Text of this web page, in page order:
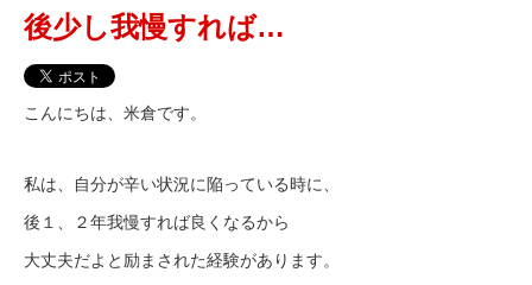
後少し我慢すれば…
こんにちは、米倉です。
私は、自分が辛い状況に陥っている時に、
後１、２年我慢すれば良くなるから
大丈夫だよと励まされた経験があります。